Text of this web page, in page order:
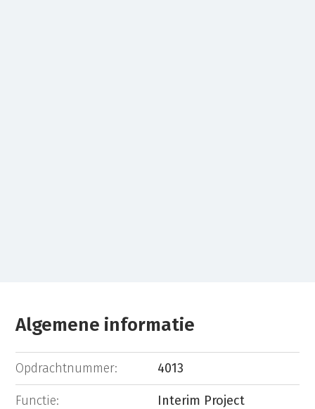
Algemene informatie
Opdrachtnummer: 4013
Functie:
Interim Project